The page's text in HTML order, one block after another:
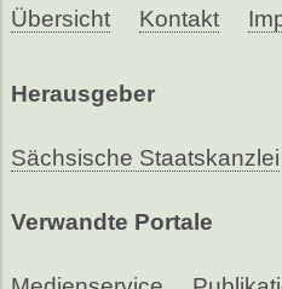
Übersicht Kontakt
Herausgeber
Sächsische Staatskanzlei
Verwandte Portale